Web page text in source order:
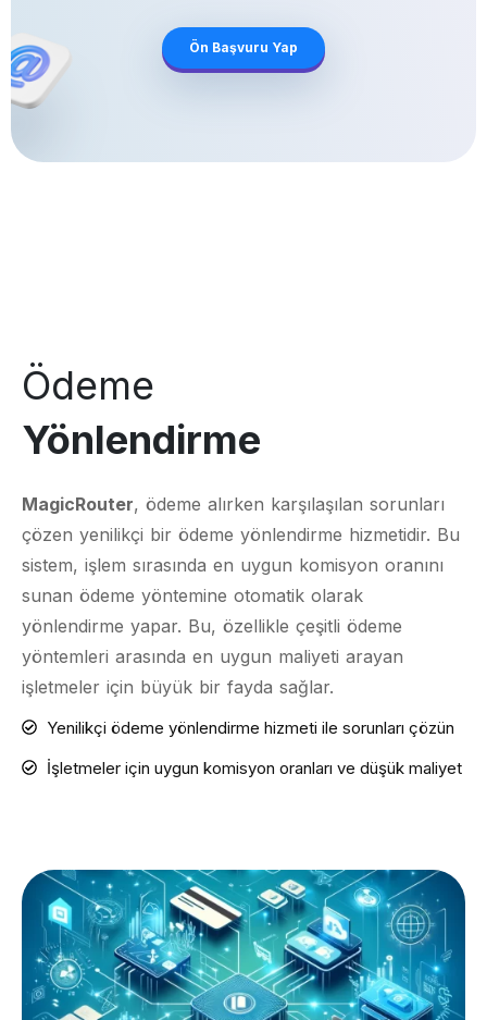
Ödeme
Yönlendirme
MagicRouter, ödeme alırken karşılaşılan sorunları
çözen yenilikçi bir ödeme yönlendirme hizmetidir. Bu
sistem, işlem sırasında en uygun komisyon oranını
sunan ödeme yöntemine otomatik olarak
yönlendirme yapar. Bu, özellikle çeşitli ödeme
yöntemleri arasında en uygun maliyeti arayan
işletmeler için büyük bir fayda sağlar.
Yenilikçi ödeme yönlendirme hizmeti ile sorunları çözün
İşletmeler için uygun komisyon oranları ve düşük maliyet